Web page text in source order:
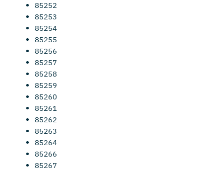
85252
85253
85254
85255
85256
85257
85258
85259
85260
85261
85262
85263
85264
85266
85267